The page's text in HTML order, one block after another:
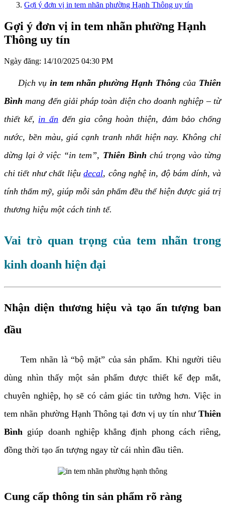
Gợi ý đơn vị in tem nhãn phường Hạnh Thông uy tín
Gợi ý đơn vị in tem nhãn phường Hạnh
Thông uy tín
Ngày đăng: 14/10/2025 04:30 PM
Dịch vụ in tem nhãn phường Hạnh Thôngcủa Thiên
Bình mang đến giải pháp toàn diện cho doanh nghiệp – từ
thiết kế, in ấn đến gia công hoàn thiện, đảm bảo chống
nước, bền màu, giá cạnh tranh nhất hiện nay. Không chỉ
dừng lại ở việc “in tem”, Thiên Bình chú trọng vào từng
chi tiết như chất liệudecal, công nghệ in, độ bám dính, và
tính thẩm mỹ, giúp mỗi sản phẩm đều thể hiện được giá trị
thương hiệu một cách tinh tế.
Vai trò quan trọng của tem nhãn trong
kinh doanh hiện đại
Nhận diện thương hiệu và tạo ấn tượng ban
đầu
Tem nhãn là “bộ mặt” của sản phẩm. Khi người tiêu
dùng nhìn thấy một sản phẩm được thiết kế đẹp mắt,
chuyên nghiệp, họ sẽ có cảm giác tin tưởng hơn. Việc in
tem nhãn phường Hạnh Thông tại đơn vị uy tín như Thiên
Bình giúp doanh nghiệp khẳng định phong cách riêng,
đồng thời tạo ấn tượng ngay từ cái nhìn đầu tiên.
Cung cấp thông tin sản phẩm rõ ràng